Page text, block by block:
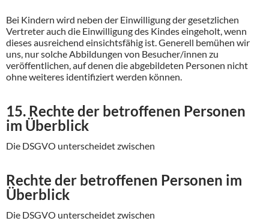
Bei Kindern wird neben der Einwilligung der gesetzlichen
Vertreter auch die Einwilligung des Kindes eingeholt, wenn
dieses ausreichend einsichtsfähig ist. Generell bemühen wir
uns, nur solche Abbildungen von Besucher/innen zu
veröffentlichen, auf denen die abgebildeten Personen nicht
ohne weiteres identifiziert werden können.
15. Rechte der betroffenen Personen
im Überblick
Die DSGVO unterscheidet zwischen
Rechte der betroffenen Personen im
Überblick
Die DSGVO unterscheidet zwischen